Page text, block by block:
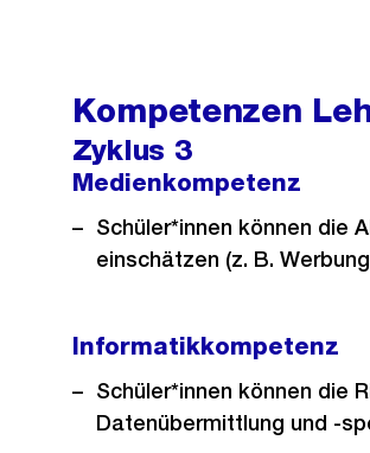
Kompetenzen
Zyklus 3
Medienkompetenz
Schüler*innen können die
einschätzen (z. B.
Informatikkompetenz
Schüler*innen können die
Datenübermittlung und -